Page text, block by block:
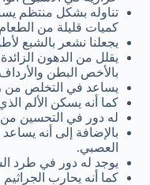
تناوله بشكل منتظم
كميات قليلة من
يجعلنا نشعر بالشبع
يقلل من الدهون
بالأخص البطن
يساعد في التخلص من
كما أنه يسكن الألم
له دور في التحسين
بالإضافة إلى أنه
العصبي.
يوجد له دور في طرد
كما أنه يحارب